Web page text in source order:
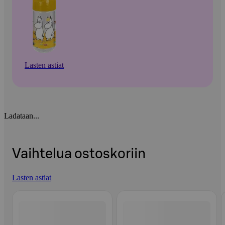
Lasten astiat
Ladataan...
Vaihtelua ostoskoriin
Lasten astiat